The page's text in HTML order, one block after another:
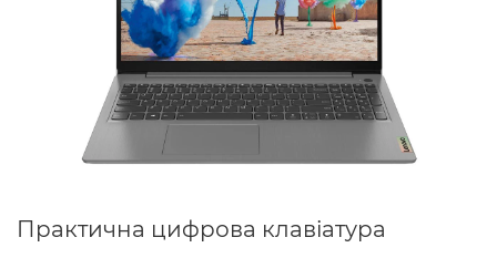
Практична цифрова клавіатура